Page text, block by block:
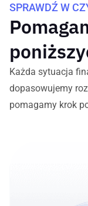
SPRAWDŹ W
Każda sytuacja
dopasowujemy
pomagamy krok